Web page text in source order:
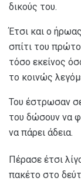
δικούς του.
Έτσι και ο
σπίτι του
τόσο εκείνος
το κοινώς
Του έστρωσαν
του δώσουν να
να πάρει άδεια.
Πέρασε έτσι
πακέτο στο